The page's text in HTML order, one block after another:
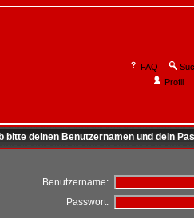
FAQ
Profil
bitte deinen Benutzernamen und dein
Benutzername:
Passwort: